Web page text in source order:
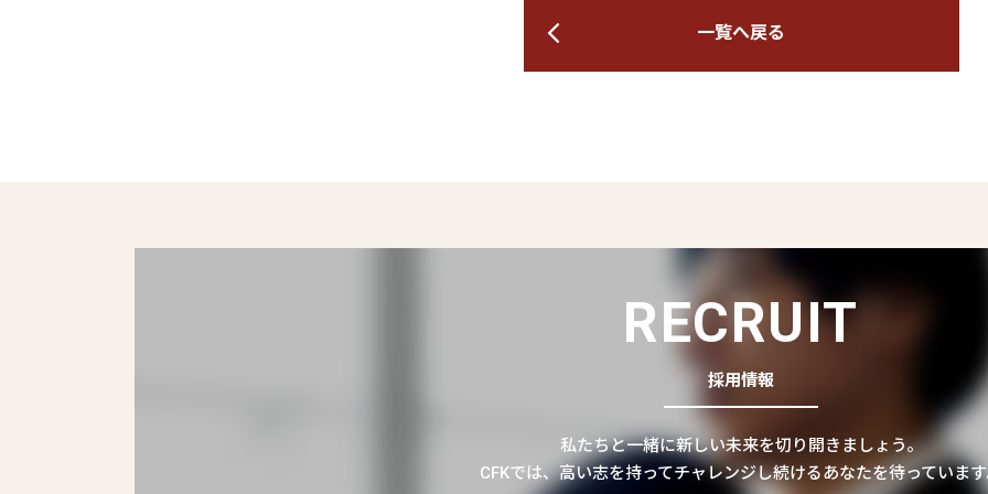
一覧へ戻る
RECRUIT
採用情報
私たちと一緒に新しい未来を切り開きましょう。
CFKでは、高い志を持ってチャレンジし続けるあなたを待っていま